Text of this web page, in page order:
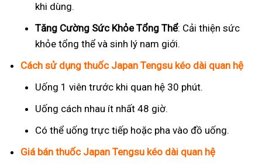
khi dùng.
Tăng Cường Sức Khỏe Tổng Thể: Cải thiện sức
khỏe tổng thể và sinh lý nam giới.
Cách sử dụng thuốc Japan Tengsu kéo dài quan hệ
Uống 1 viên trước khi quan hệ 30 phút.
Uống cách nhau ít nhất 48 giờ.
Có thể uống trực tiếp hoặc pha vào đồ uống.
Giá bán thuốc Japan Tengsu kéo dài quan hệ